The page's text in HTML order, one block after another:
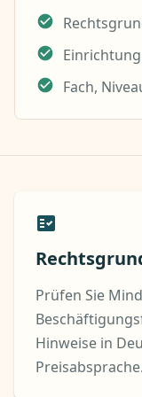
Fach,
Prüfen Sie
Hinweise in
Preisabsprache.